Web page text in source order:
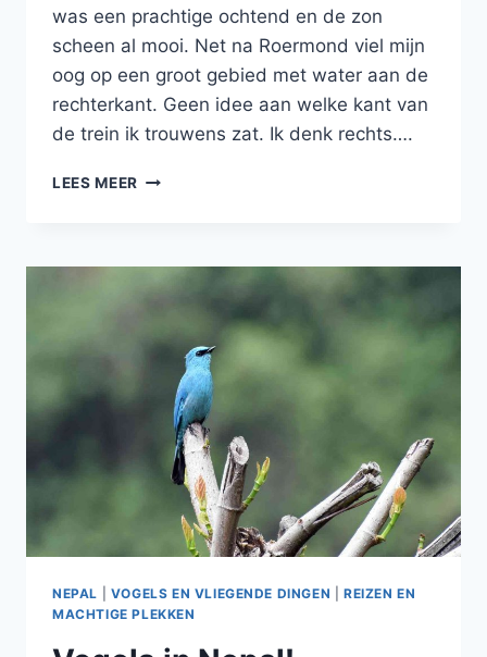
was een prachtige ochtend en de zon
scheen al mooi. Net na Roermond viel mijn
oog op een groot gebied met water aan de
rechterkant. Geen idee aan welke kant van
de trein ik trouwens zat. Ik denk rechts….
LEES MEER WANDELEN
PLASSEN
NEPAL VOGELS EN VLIEGENDE DINGEN |REIZEN EN
MACHTIGE PLEKKEN